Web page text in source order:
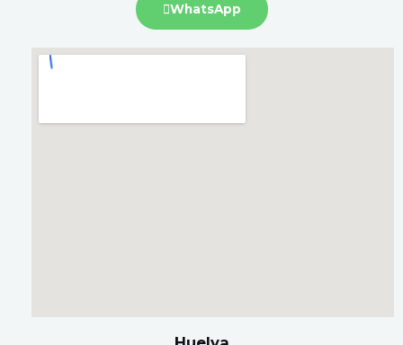
WhatsApp